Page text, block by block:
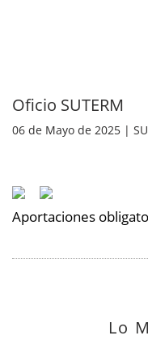
Oficio SUTERM
06 de Mayo de 2025 |
Aportaciones
Lo